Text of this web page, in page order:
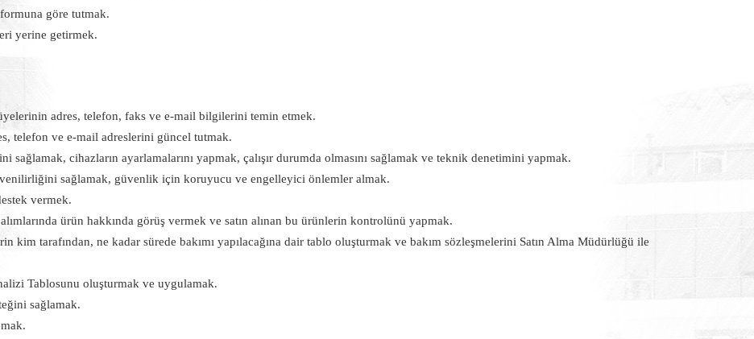
formuna göre tutmak.
yerine getirmek.
adres, telefon, faks ve e-mail bilgilerini temin etmek.
telefon ve e-mail adreslerini güncel tutmak.
sağlamak, cihazların ayarlamalarını yapmak, çalışır durumda olmasını sağlamak ve teknik denetimini yapmak.
sağlamak, güvenlik için koruyucu ve engelleyici önlemler almak.
vermek.
ürün hakkında görüş vermek ve satın alınan bu ürünlerin kontrolünü yapmak.
kim tarafından, ne kadar sürede bakımı yapılacağına dair tablo oluşturmak ve bakım sözleşmelerini Satın Alma Müdürlüğü ile
Tablosunu oluşturmak ve uygulamak.
sağlamak.